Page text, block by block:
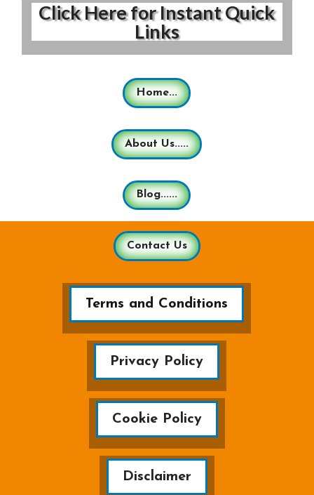
Click Here for Instant Quick
Links
Home...
About Us.....
Blog......
Contact Us
Terms and Conditions
Privacy Policy
Cookie Policy
Disclaimer